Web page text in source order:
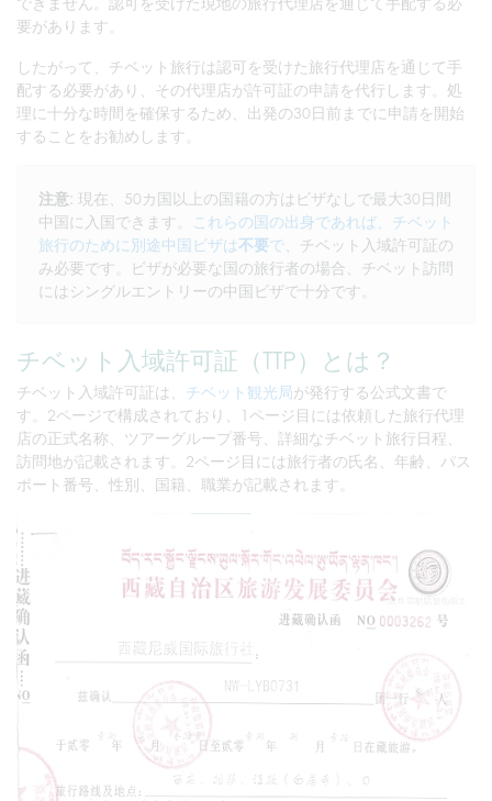
要があります。
したがって、チベット旅行は認可を受けた旅行代理店を通じて手
配する必要があり、その代理店が許可証の申請を代行します。処
理に十分な時間を確保するため、出発の30日前までに申請を開始
することをお勧めします。
注意: 現在、50カ国以上の国籍の方はビザなしで最大30日間
中国に入国できます。
これらの国の出身であれば、チベット
旅行のために別途中国ビザは不要で 、チベット入域許可証の
み必要です。ビザが必要な国の旅行者の場合、チベット訪問
にはシングルエントリーの中国ビザで十分です。
チベット入域許可証（TTP）とは？
チベット入域許可証は、 チベット観光局が発行する公式文書で
す。2ページで構成されており、1ページ目には依頼した旅行代理
店の正式名称、ツアーグループ番号、詳細なチベット旅行日程、
訪問地が記載されます。2ページ目には旅行者の氏名、年齢、パス
ポート番号、性別、国籍、職業が記載されます。